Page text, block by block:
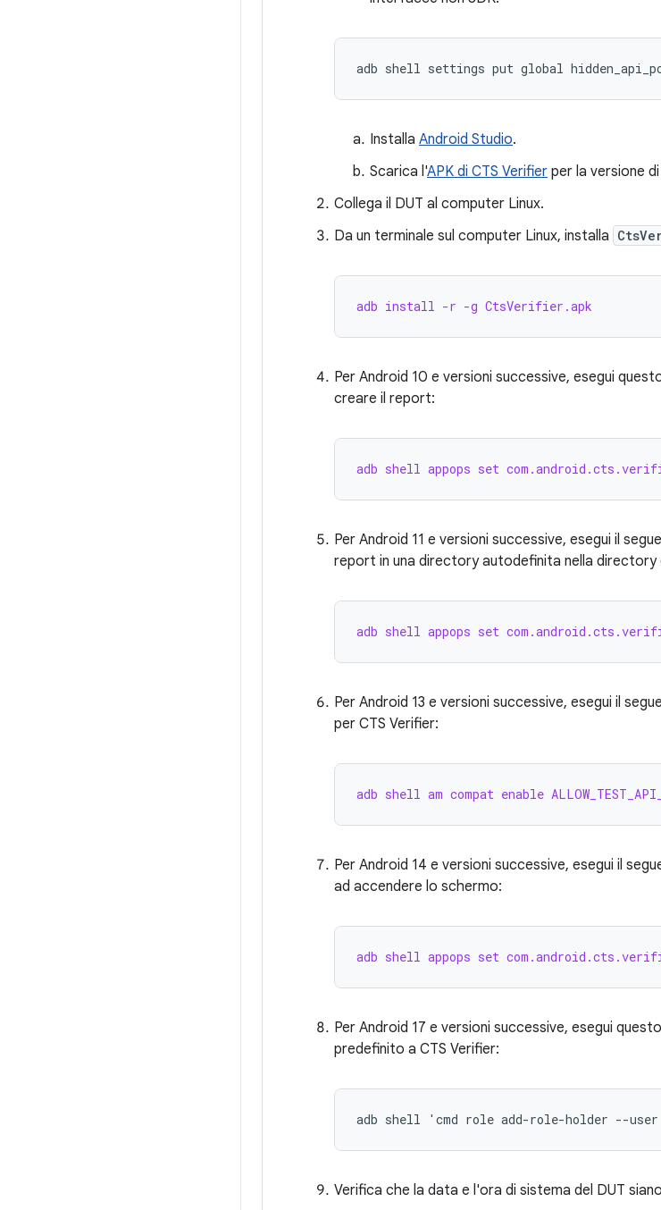
Installa Android Studio.
Scarica l'APK di CTS Verifier per la versione
Collega il DUT al computer Linux.
Da un terminale sul computer Linux, installa
adb install -r -g CtsVerifier.apk
Per Android 10 e versioni successive, esegui
creare il report:
adb shell appops set
Per Android 11 e versioni successive, esegui il
report in una directory autodefinita nella directory
adb shell appops set com.android.cts.verifier
Per Android 13 e versioni successive, esegui il
per CTS Verifier:
adb shell am compat enable
Per Android 14 e versioni successive, esegui il
ad accendere lo schermo:
adb shell appops set com.android.cts.verifier
Per Android 17 e versioni successive, esegui
predefinito a CTS Verifier:
Verifica che la data e l'ora di sistema del DUT